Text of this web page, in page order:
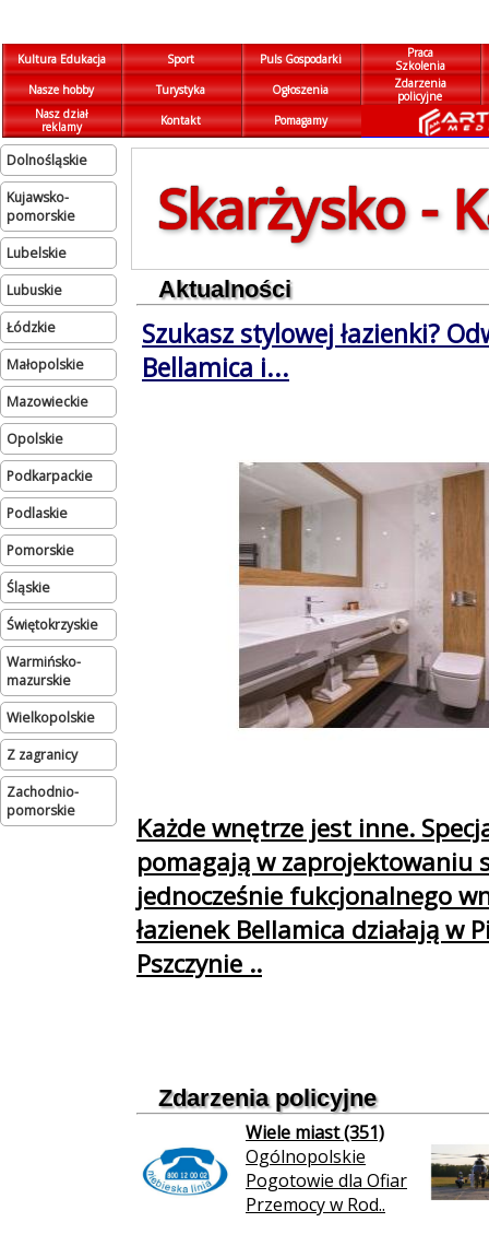
Kultura Edukacja Sport Puls Gospodarki
Praca
Szkolenia
Nasze hobby
Turystyka Ogłoszenia
Zdarzenia
policyjne
Nasz dział
reklamy
Kontakt Pomagamy
dolnośląskie
kujawsko-
pomorskie
lubelskie
lubuskie
łódzkie
małopolskie
mazowieckie
opolskie
podkarpackie
podlaskie
pomorskie
śląskie
świętokrzyskie
warmińsko-
mazurskie
wielkopolskie
Z zagranicy
zachodnio-
pomorskie
Skarżysko -
Aktualności
Szukasz stylowej łazienki?
Bellamica i...
Każde wnętrze jest inne.
pomagają w zaprojektowaniu
jednocześnie fukcjonalnego
łazienek Bellamica działają w
Pszczynie ..
Zdarzenia policyjne
Wiele miast (351)
Ogólnopolskie
Pogotowie dla Ofiar
Przemocy w Rod..